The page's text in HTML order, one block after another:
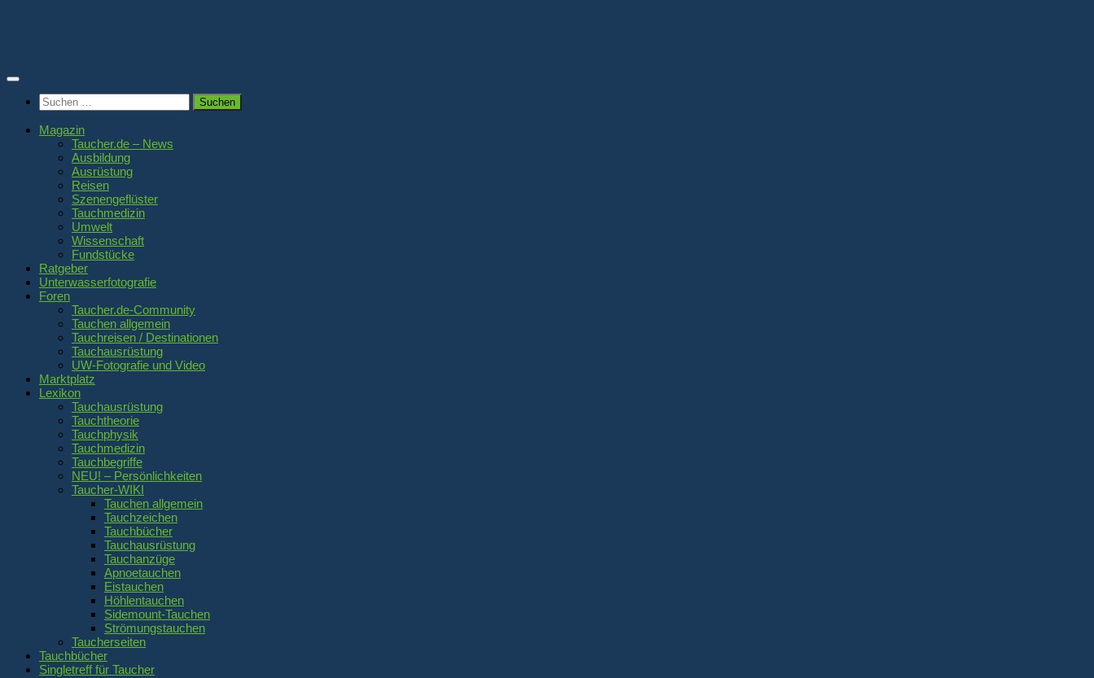
Suchen
nach:
Magazin
Taucher.de – News
Ausbildung
Ausrüstung
Reisen
Szenengeflüster
Tauchmedizin
Umwelt
Wissenschaft
Fundstücke
Ratgeber
Unterwasserfotografie
Foren
Taucher.de-Community
Tauchen allgemein
Tauchreisen / Destinationen
Tauchausrüstung
UW-Fotografie und Video
Marktplatz
Lexikon
Tauchausrüstung
Tauchtheorie
Tauchphysik
Tauchmedizin
Tauchbegriffe
NEU! – Persönlichkeiten
Taucher-WIKI
Tauchen allgemein
Tauchzeichen
Tauchbücher
Tauchausrüstung
Tauchanzüge
Apnoetauchen
Eistauchen
Höhlentauchen
Sidemount-Tauchen
Strömungstauchen
Taucherseiten
Tauchbücher
Singletreff für Taucher